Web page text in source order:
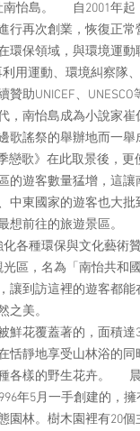
南怡島。 自2001年起
行再次創業，恢復正常
保領域，與環境運動
用運動、環境糾察隊
助UNICEF、
南怡島成為小說家崔
歌謠祭的舉辦地而一舉
戀歌》在此取景後，
的遊客數量猛增，這讓
中東國家的遊客也大批
想前往的旅遊景區
各種環保與文化藝術
區，名為「南怡共和
讓到訪這裡的遊客都能
之美。
鮮花覆蓋著的，面積達
恬靜地享受山林浴的
各樣的野生花卉。
年5月一手創建的，
園林。樹木園裡有20個